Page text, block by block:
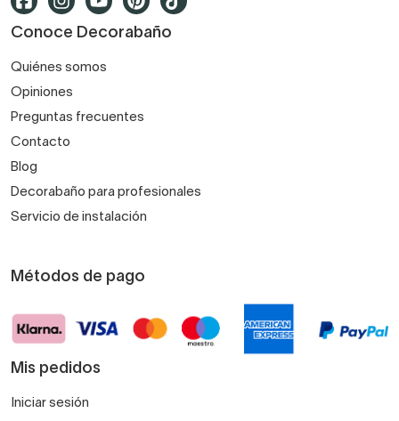
Conoce Decorabaño
Quiénes somos
Opiniones
Preguntas frecuentes
Contacto
Blog
Decorabaño para profesionales
Servicio de instalación
Métodos de pago
Mis pedidos
Iniciar sesión